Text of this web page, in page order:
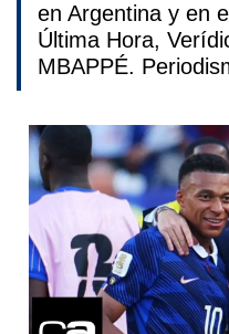
en Argentina y en
Última Hora,
MBAPPÉ.